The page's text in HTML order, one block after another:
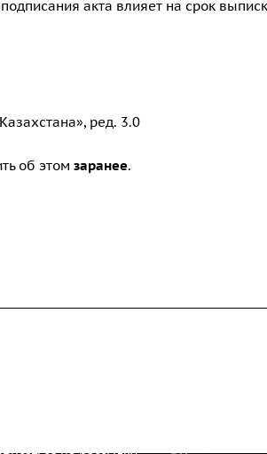
акта влияет на срок
ред. 3.0
об этом заранее.